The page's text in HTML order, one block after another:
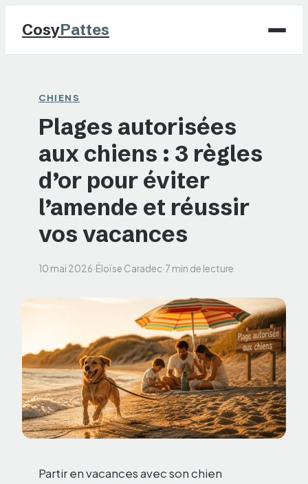
CosyPattes
Chats
NAC
Maison
Jardinage
CHIENS
Plages autorisées
aux chiens : 3 règles
d’or pour éviter
l’amende et réussir
vos vacances
10 mai 2026·Éloïse Caradec·7 min de lecture
Partir en vacances avec son chien